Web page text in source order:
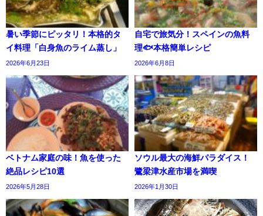
暑い季節にピッタリ！本格的タ
イ料理「白身魚のライム蒸し」
2026年6月23日
自宅で旅気分！スペインの魚料
理🐟本格簡単レシピ
2026年6月8日
ベトナム家庭の味！魚を使った
絶品レシピ10選
2026年5月28日
ソウル最大の海鮮パラダイス！
鷺梁津水産市場を満喫
2026年1月30日